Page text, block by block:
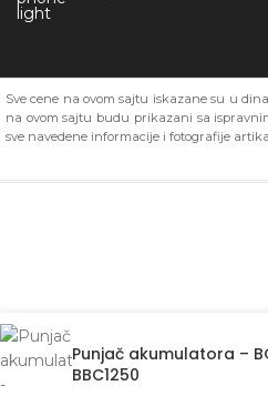
Sve cene na ovom sajtu iskazane su u
na ovom sajtu budu prikazani sa
sve navedene informacije i fotografije
Punjač akumulatora –
BBC1250